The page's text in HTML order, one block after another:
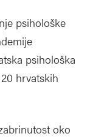
psihološke
psihološka
hrvatskih
oko